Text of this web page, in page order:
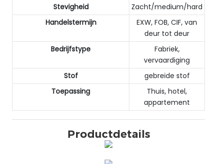
Stevigheid
Zacht/medium/hard
Handelstermijn
EXW, FOB, CIF, van
deur tot deur
Bedrijfstype
Fabriek,
vervaardiging
Stof
gebreide stof
Toepassing
Thuis, hotel,
appartement
Productdetails